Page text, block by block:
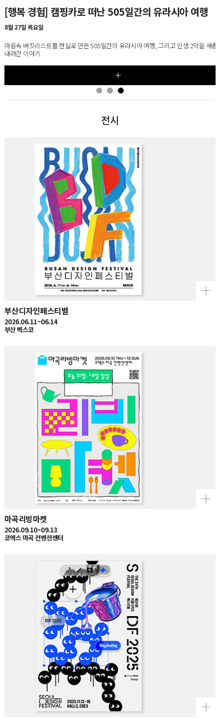
[5강] 20세기 가구 마스터피스 100, 시즌5
8월 25일~9월 22일, 매주 화요일
과정을 살펴보는 디자인 교양 클래스
[행복 경험] 캠핑카로 떠난 505일간의 유라시아 여행
8월 27일 목요일
내려간 이야기.
전시
2026.06.11~06.14
부산 벡스코
2026.09.10~09.13
코엑스 마곡 컨벤션센터